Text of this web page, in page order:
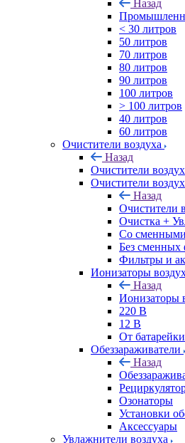
Назад
< 30 литров
50 литров
70 литров
80 литров
90 литров
100 литров
> 100 литров
40 литров
60 литров
Очистители воздуха
Назад
Очистители
Очистители
Назад
Очистители
Очистка +
Cо
Без сменных
Фильтры и
Ионизаторы
Назад
Ионизаторы
220 В
12 В
От батарейки
Обеззараживатели
Назад
Озонаторы
Установки
Аксессуары
Увлажнители воздуха